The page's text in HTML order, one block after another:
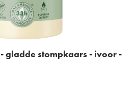
- gladde stompkaars - ivoor -